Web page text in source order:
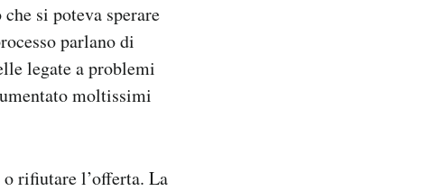
si poteva sperare
parlano di
legate a problemi
moltissimi
rifiutare l’offerta. La